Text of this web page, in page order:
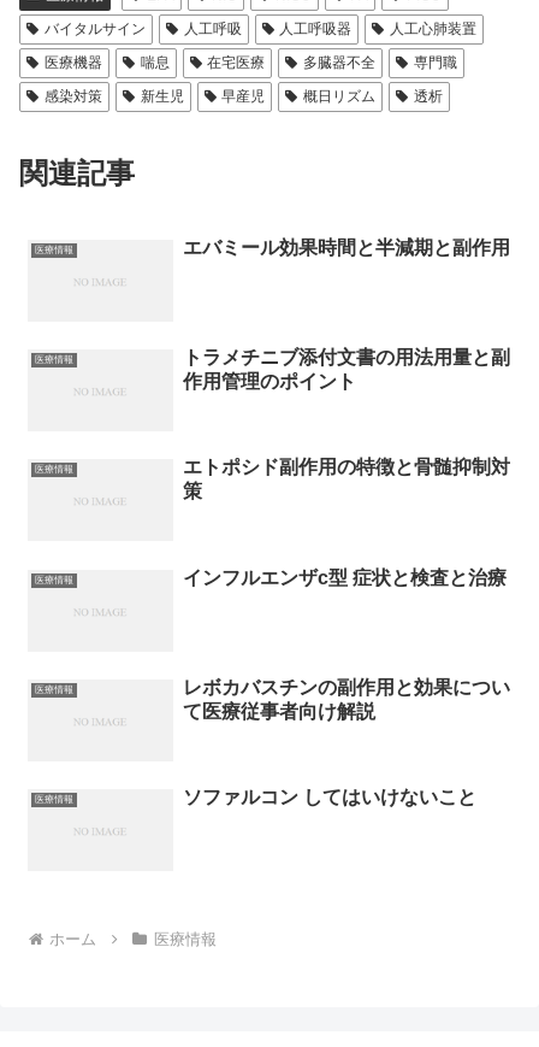
バイタルサイン
人工呼吸 人工呼吸器
人工心肺装置
医療機器
喘息 在宅医療 多臓器不全
専門職
感染対策
新生児 早産児 概日リズム 透析
関連記事
医療情報 エバミール効果時間と半減期と副作用
医療情報
トラメチニブ添付文書の用法用量と副
作用管理のポイント
医療情報
エトポシド副作用の特徴と骨髄抑制対
策
医療情報 インフルエンザc型 症状と検査と治療
医療情報
レボカバスチンの副作用と効果につい
て医療従事者向け解説
医療情報 ソファルコン してはいけないこと
ホーム 医療情報